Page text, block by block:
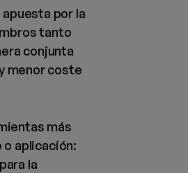
por la
tanto
conjunta
menor coste
más
aplicación:
la